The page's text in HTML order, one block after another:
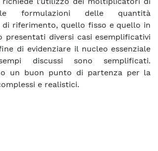
formulazioni delle quantità
riferimento, quello fisso e quello in
diversi casi esemplificativi
di evidenziare il nucleo essenziale
discussi sono semplificati.
un buon punto di partenza per la
e realistici.